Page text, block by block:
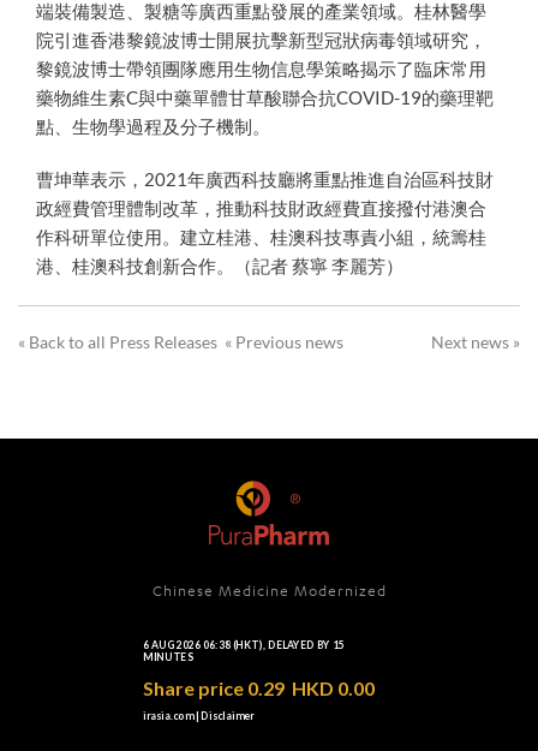
端裝備製造、製糖等廣西重點發展的產業領域。桂林醫學
院引進香港黎鏡波博士開展抗擊新型冠狀病毒領域研究，
黎鏡波博士帶領團隊應用生物信息學策略揭示了臨床常用
藥物維生素C與中藥單體甘草酸聯合抗COVID-19的藥理靶
點、生物學過程及分子機制。
曹坤華表示，2021年廣西科技廳將重點推進自治區科技財
政經費管理體制改革，推動科技財政經費直接撥付港澳合
作科研單位使用。建立桂港、桂澳科技專責小組，統籌桂
港、桂澳科技創新合作。（記者 蔡寧 李麗芳）
« Back to all Press Releases « Previous news Next news »
Chinese Medicine Modernized